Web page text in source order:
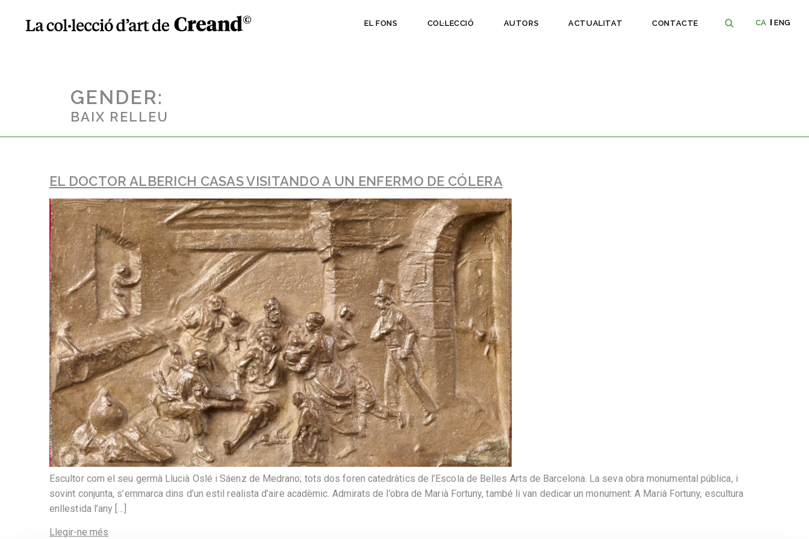
EL FONS COL·LECCIÓ AUTORS ACTUALITAT CONTACTE CA ENG
GENDER:
BAIX RELLEU
EL DOCTOR ALBERICH CASAS VISITANDO A UN ENFERMO DE CÓLERA
Escultor com el seu germà Llucià Oslé i Sáenz de Medrano; tots dos foren catedràtics de l’Escola de Belles Arts de Barcelona. La seva obra monumental pública, i
sovint conjunta, s’emmarca dins d’un estil realista d’aire acadèmic. Admirats de l’obra de Marià Fortuny, també li van dedicar un monument: A Marià Fortuny, escultura
enllestida l’any […]
Llegir-ne més